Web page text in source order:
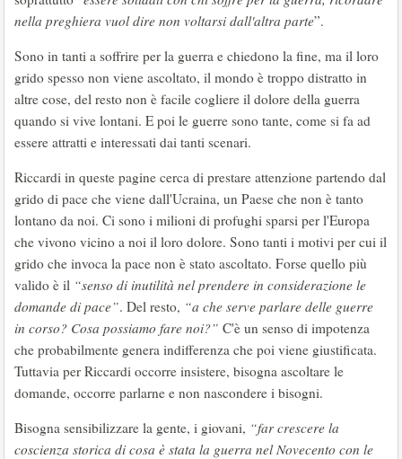
nella preghiera vuol dire non voltarsi dall'altra parte”.
Sono in tanti a soffrire per la guerra e chiedono la fine, ma il loro
grido spesso non viene ascoltato, il mondo è troppo distratto in
altre cose, del resto non è facile cogliere il dolore della guerra
quando si vive lontani. E poi le guerre sono tante, come si fa ad
essere attratti e interessati dai tanti scenari.
Riccardi in queste pagine cerca di prestare attenzione partendo dal
grido di pace che viene dall'Ucraina, un Paese che non è tanto
lontano da noi. Ci sono i milioni di profughi sparsi per l'Europa
che vivono vicino a noi il loro dolore. Sono tanti i motivi per cui il
grido che invoca la pace non è stato ascoltato. Forse quello più
valido è il “senso di inutilità nel prendere in considerazione le
domande di pace”. Del resto, “a che serve parlare delle guerre
in corso? Cosa possiamo fare noi?” C'è un senso di impotenza
che probabilmente genera indifferenza che poi viene giustificata.
Tuttavia per Riccardi occorre insistere, bisogna ascoltare le
domande, occorre parlarne e non nascondere i bisogni.
Bisogna sensibilizzare la gente, i giovani, “far crescere la
coscienza storica di cosa è stata la guerra nel Novecento con le